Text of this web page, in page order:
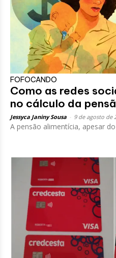
FOFOCANDO
Como as redes
no cálculo da
Jessyca Janiny Sousa 9 de agosto de
A pensão alimentícia, apesar